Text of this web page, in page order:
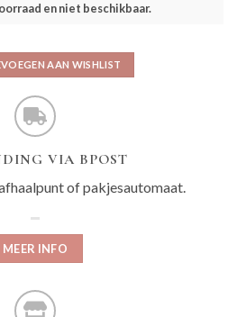
en niet beschikbaar.
AAN WISHLIST
VIA BPOST
of pakjesautomaat.
MEER INFO